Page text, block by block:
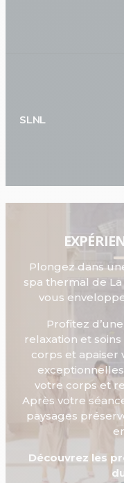
SLNL
Plongez dans
spa thermal de
vous
Profitez
relaxation et
corps et apaiser
votre corps et
Après votre
paysages
Découvrez les